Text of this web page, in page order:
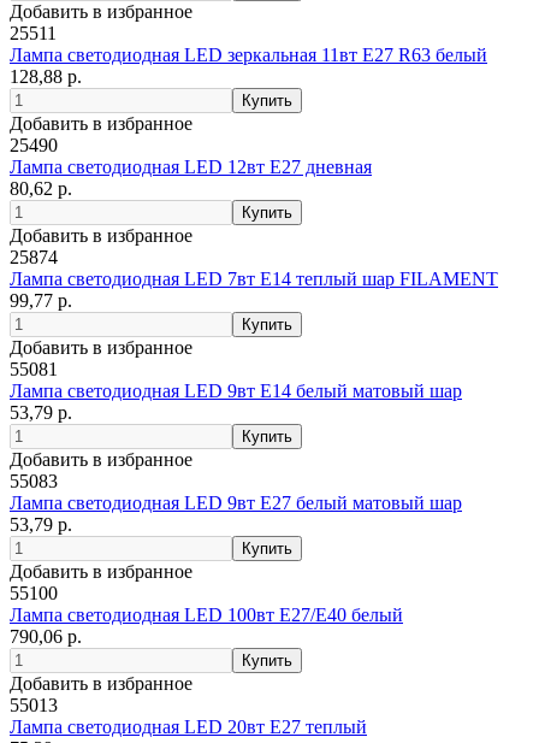
Добавить в избранное
25511
Лампа светодиодная LED зеркальная 11вт Е27 R63 белый
128,88 р.
Добавить в избранное
25490
Лампа светодиодная LED 12вт Е27 дневная
80,62 р.
Добавить в избранное
25874
Лампа светодиодная LED 7вт Е14 теплый шар FILAMENT
99,77 р.
Добавить в избранное
55081
Лампа светодиодная LED 9вт Е14 белый матовый шар
53,79 р.
Добавить в избранное
55083
Лампа светодиодная LED 9вт Е27 белый матовый шар
53,79 р.
Добавить в избранное
55100
Лампа светодиодная LED 100вт Е27/Е40 белый
790,06 р.
Добавить в избранное
55013
Лампа светодиодная LED 20вт Е27 теплый